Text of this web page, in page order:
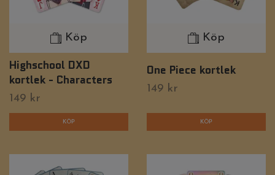
Köp
Highschool DXD
kortlek - Characters
149 kr
Köp
One Piece kortlek
149 kr